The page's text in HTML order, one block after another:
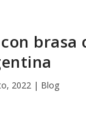
2022| Blog